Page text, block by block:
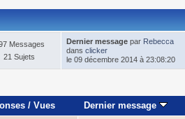
Messages
21 Sujets
Dernier message par Rebecca
dansclicker
le 09 décembre 2014 à 23:08:20
/Vues Dernier message